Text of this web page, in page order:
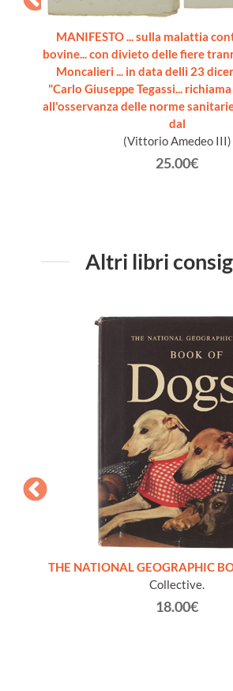
MANIFESTO ... sulla malattia
bovine... con divieto delle fiere
Moncalieri ... in data delli 23
"Carlo Giuseppe Tegassi...
all'osservanza delle norme
dal
(Vittorio Amedeo III)
25.00€
Altri libri
THE NATIONAL GEOGRAPHIC
Collective.
18.00€